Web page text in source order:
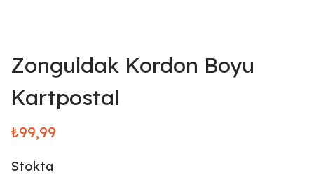
Zonguldak Kordon Boyu
Kartpostal
₺99,99
Stokta